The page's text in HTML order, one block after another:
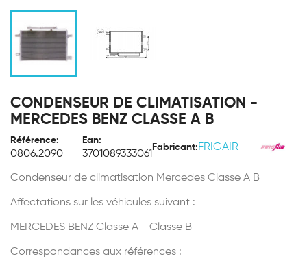
CONDENSEUR DE CLIMATISATION -
MERCEDES BENZ CLASSE A B
Référence:
0806.2090
Ean:
3701089333061
Fabricant: FRIGAIR
Condenseur de climatisation Mercedes Classe A B
Affectations sur les véhicules suivant :
MERCEDES BENZ Classe A - Classe B
Correspondances aux références :